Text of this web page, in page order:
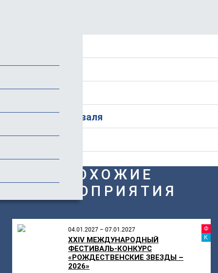
История фестиваля
ПОХОЖИЕ
МЕРОПРИЯТИЯ
04.01.2027 – 07.01.2027
XXIV МЕЖДУНАРОДНЫЙ
ФЕСТИВАЛЬ-КОНКУРС
«РОЖДЕСТВЕНСКИЕ ЗВЕЗДЫ –
2026»